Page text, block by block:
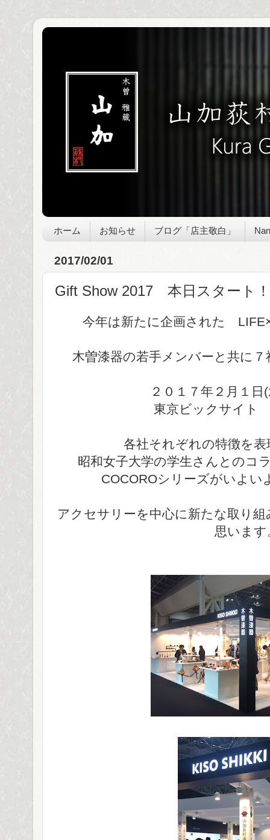
ホーム お知らせ ブログ「店主敬白」
2017/02/01
Gift Show 2017 本日スタート！
今年は新たに企画された
木曽漆器の若手メンバーと共に
２０１７年２月１日
東京ビックサイト
各社それぞれの特徴を
昭和女子大学の学生さんとのコ
COCOROシリーズがいよい
アクセサリーを中心に新たな取り
思います